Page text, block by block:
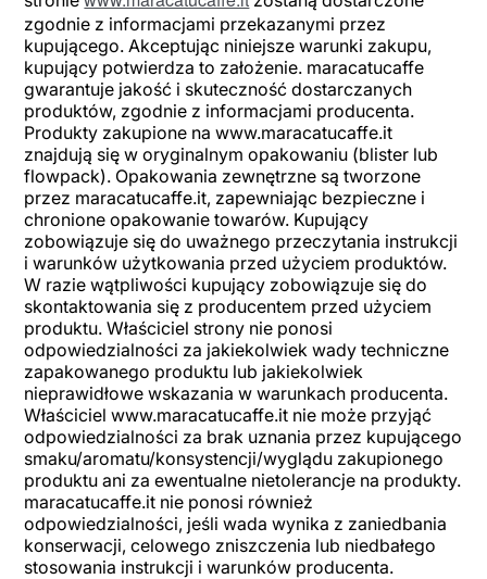
zgodnie z informacjami przekazanymi przez
kupującego. Akceptując niniejsze warunki zakupu,
kupujący potwierdza to założenie. maracatucaffe
gwarantuje jakość i skuteczność dostarczanych
produktów, zgodnie z informacjami producenta.
Produkty zakupione na www.maracatucaffe.it
znajdują się w oryginalnym opakowaniu (blister lub
flowpack). Opakowania zewnętrzne są tworzone
przez maracatucaffe.it, zapewniając bezpieczne i
chronione opakowanie towarów. Kupujący
zobowiązuje się do uważnego przeczytania instrukcji
i warunków użytkowania przed użyciem produktów.
W razie wątpliwości kupujący zobowiązuje się do
skontaktowania się z producentem przed użyciem
produktu. Właściciel strony nie ponosi
odpowiedzialności za jakiekolwiek wady techniczne
zapakowanego produktu lub jakiekolwiek
nieprawidłowe wskazania w warunkach producenta.
Właściciel www.maracatucaffe.it nie może przyjąć
odpowiedzialności za brak uznania przez kupującego
smaku/aromatu/konsystencji/wyglądu zakupionego
produktu ani za ewentualne nietolerancje na produkty.
maracatucaffe.it nie ponosi również
odpowiedzialności, jeśli wada wynika z zaniedbania
konserwacji, celowego zniszczenia lub niedbałego
stosowania instrukcji i warunków producenta.